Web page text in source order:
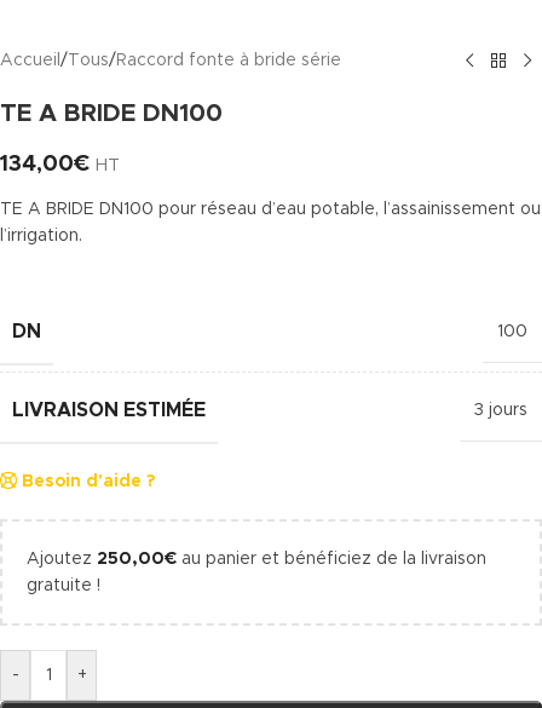
Accueil / Tous/ Raccord fonte à bride série
TE A BRIDE DN100
134,00€ HT
TE A BRIDE DN100 pour réseau d’eau potable, l’assainissement ou
l’irrigation.
DN 100
LIVRAISON ESTIMÉE 3 jours
Besoin d'aide ?
Ajoutez 250,00€ au panier et bénéficiez de la livraison
gratuite !
- +